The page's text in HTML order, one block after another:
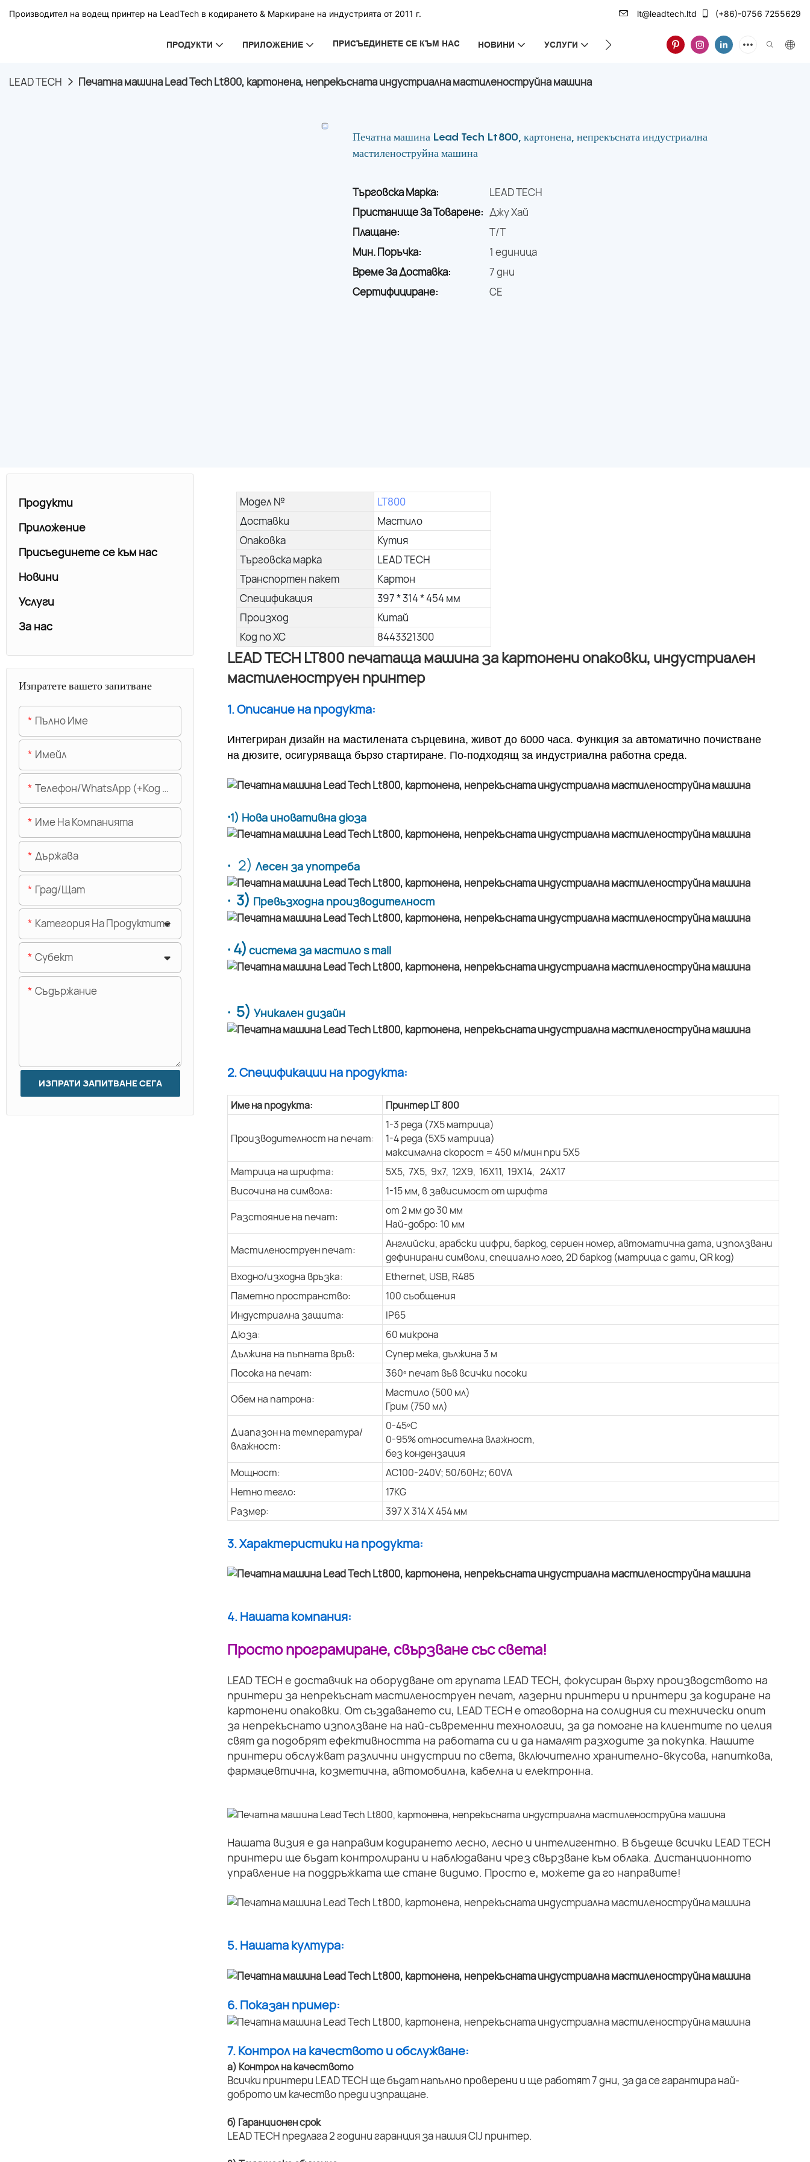
Производител на водещ принтер на LeadTech в кодирането & Маркиране на индустрията от 2011 г. lt@leadtech.ltd (+86)-0756 7255629
ПРОДУКТИ ПРИЛОЖЕНИЕ ПРИСЪЕДИНЕТЕ СЕ КЪМ НАС НОВИНИ УСЛУГИ ЗА НАС
LEAD TECH Печатна машина Lead Tech Lt800, картонена, непрекъсната индустриална мастиленоструйна машина
Печатна машина Lead Tech Lt800, картонена, непрекъсната индустриална
мастиленоструйна машина
Търговска Марка:
LEAD TECH
Пристанище За Товарене: Джу Хай
Плащане:
T/T
Мин. Поръчка:
1 единица
Време За Доставка:
7 дни
Сертифициране:
CE
Модел №
LT800
Доставки
Мастило
Опаковка
Кутия
Търговска марка
LEAD TECH
Транспортен пакет
Картон
Спецификация
397 * 314 * 454 мм
Произход
Китай
Код по ХС
8443321300
LEAD TECH LT800 печатаща машина за картонени опаковки, индустриален
мастиленоструен принтер
1. Описание на продукта:
Интегриран дизайн на мастилената сърцевина, живот до 6000 часа. Функция за автоматично почистване
на дюзите, осигуряваща бързо стартиране. По-подходящ за индустриална работна среда.
·1) Нова иновативна дюза
· 2)Лесен за употреба
· 3) Превъзходна производителност
· 4) система за мастило s mall
· 5)Уникален дизайн
2. Спецификации на продукта:
Име на продукта: Принтер LT 800
Производителност на печат:
1-3 реда (7X5 матрица)
1-4 реда (5X5 матрица)
максимална скорост = 450 м/мин при 5X5
Матрица на шрифта:
5X5, 7X5, 9x7, 12X9, 16X11, 19X14, 24X17
Височина на символа:
1-15 мм, в зависимост от шрифта
Разстояние на печат:
от 2 мм до 30 мм
Най-добро: 10 мм
Мастиленоструен печат:
Английски, арабски цифри, баркод, сериен номер, автоматична дата, използвани
дефинирани символи, специално лого, 2D баркод (матрица с дати, QR код)
Входно/изходна връзка:
Ethernet, USB, R485
Паметно пространство:
100 съобщения
Индустриална защита:
IP65
Дюза:
60 микрона
Дължина на пъпната връв:
Супер мека, дължина 3 м
Посока на печат:
360º печат във всички посоки
Обем на патрона:
Мастило (500 мл)
Грим (750 мл)
Диапазон на температура/
влажност:
0-45ºC
0-95% относителна влажност,
без кондензация
Мощност:
AC100-240V; 50/60Hz; 60VA
Нетно тегло:
17KG
Размер:
397 X 314 X 454 мм
3. Характеристики на продукта:
4. Нашата компания:
Просто програмиране, свързване със света!
LEAD TECH е доставчик на оборудване от групата LEAD TECH, фокусиран върху производството на
принтери за непрекъснат мастиленоструен печат, лазерни принтери и принтери за кодиране на
картонени опаковки. От създаването си, LEAD TECH е отговорна на солидния си технически опит
за непрекъснато използване на най-съвременни технологии, за да помогне на клиентите по целия
свят да подобрят ефективността на работата си и да намалят разходите за покупка. Нашите
принтери обслужват различни индустрии по света, включително хранително-вкусова, напиткова,
фармацевтична, козметична, автомобилна, кабелна и електронна.
Нашата визия е да направим кодирането лесно, лесно и интелигентно. В бъдеще всички LEAD TECH
принтери ще бъдат контролирани и наблюдавани чрез свързване към облака. Дистанционното
управление на поддръжката ще стане видимо. Просто е, можете да го направите!
5. Нашата култура:
6. Показан пример:
7. Контрол на качеството и обслужване:
а) Контрол на качеството
Всички принтери LEAD TECH ще бъдат напълно проверени и ще работят 7 дни, за да се гарантира най-
доброто им качество преди изпращане.
б) Гаранционен срок
LEAD TECH предлага 2 години гаранция за нашия CIJ принтер.
Продукти
Приложение
Присъединете се към нас
Новини
Услуги
За нас
Изпратете вашето запитване
Пълно Име
Имейл
Телефон/WhatsApp (+Код На Областта)
Име На Компанията
Държава
Град/щат
Категория На Продуктите
Субект
Съдържание
ИЗПРАТИ ЗАПИТВАНЕ СЕГА